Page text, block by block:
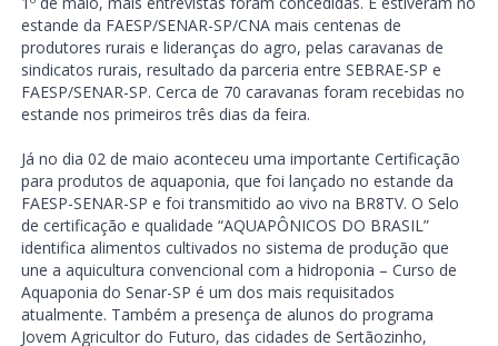
estande da FAESP/SENAR-SP/CNA mais centenas de
produtores rurais e lideranças do agro, pelas caravanas de
sindicatos rurais, resultado da parceria entre SEBRAE-SP e
FAESP/SENAR-SP. Cerca de 70 caravanas foram recebidas no
estande nos primeiros três dias da feira.
Já no dia 02 de maio aconteceu uma importante Certificação
para produtos de aquaponia, que foi lançado no estande da
FAESP-SENAR-SP e foi transmitido ao vivo na BR8TV. O Selo
de certificação e qualidade “AQUAPÔNICOS DO BRASIL”
identifica alimentos cultivados no sistema de produção que
une a aquicultura convencional com a hidroponia – Curso de
Aquaponia do Senar-SP é um dos mais requisitados
atualmente. Também a presença de alunos do programa
Jovem Agricultor do Futuro, das cidades de Sertãozinho,